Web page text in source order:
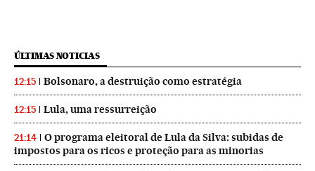
ÚLTIMAS NOTICIAS
12:15 Bolsonaro, a destruição como estratégia
12:15 Lula, uma ressurreição
21:14
O programa eleitoral de Lula da Silva: subidas de
impostos para os ricos e proteção para as minorias